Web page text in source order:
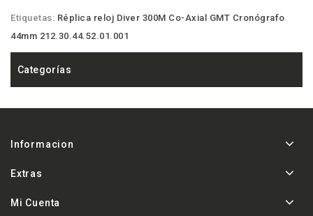
Etiquetas: Réplica reloj Diver 300M Co-Axial GMT Cronógrafo
44mm 212.30.44.52.01.001
Categorías
Informacion
Extras
Mi Cuenta